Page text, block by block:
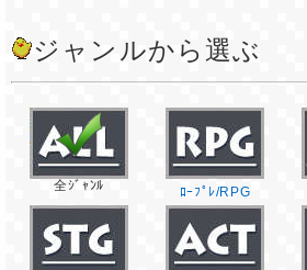
ジャンルから選ぶ
全ｼﾞｬﾝﾙ ﾛｰﾌﾟﾚ/RPG